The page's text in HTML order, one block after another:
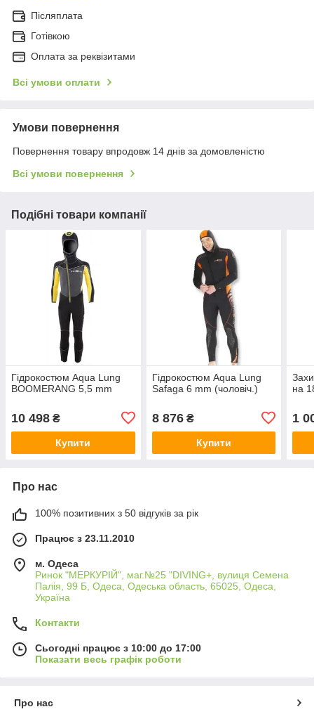
Післяплата
Готівкою
Оплата за реквізитами
Всі умови оплати
Умови повернення
Повернення товару впродовж 14 днів за домовленістю
Всі умови повернення
Подібні товари компанії
Гідрокостюм Aqua Lung
BOOMERANG 5,5 mm
10 498 ₴
Купити
Гідрокостюм Aqua Lung
Safaga 6 mm (чоловіч.)
8 876₴
Купити
на
1
Про нас
100% позитивних з 50 відгуків за рік
Працює з 23.11.2010
м. Одеса
Ринок "МЕРКУРІЙ", маг.№25 "DIVING+, вулиця Семена
Палія, 99 Б, Одеса, Одеська область, 65025, Одеса,
Україна
Контакти
Сьогодні працює з 10:00 до 17:00
Показати весь графік роботи
Про нас